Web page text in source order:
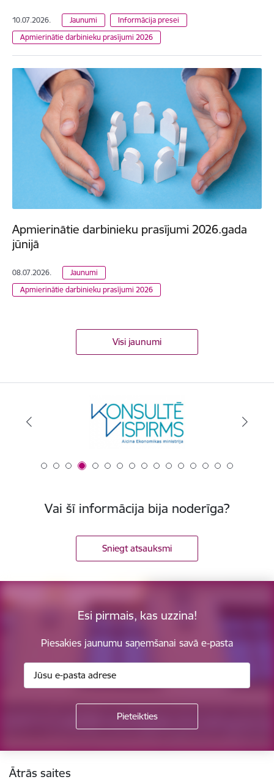
10.07.2026. Jaunumi
Informācija presei
Apmierinātie darbinieku prasījumi 2026
Apmierinātie darbinieku prasījumi 2026.gada
jūnijā
08.07.2026.
Jaunumi
Apmierinātie darbinieku prasījumi 2026
Visi jaunumi
Vai šī informācija bija noderīga?
Sniegt atsauksmi
Esi pirmais, kas uzzina!
Piesakies jaunumu saņemšanai savā e-pasta
Ātrās saites